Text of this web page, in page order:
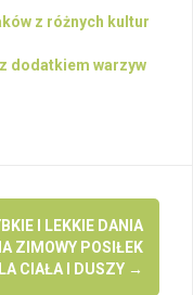
z różnych kultur
dodatkiem warzyw
I LEKKIE DANIA
ZIMOWY POSIŁEK
CIAŁA I DUSZY →